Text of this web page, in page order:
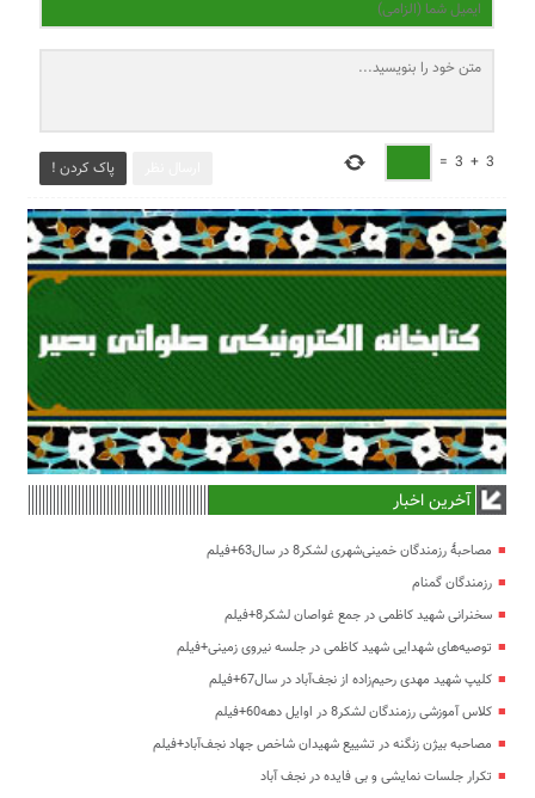
پاک کردن ! 3
+
3
=
آخرین اخبار
مصاحبۀ رزمندگان خمینی‌شهری لشکر8 در سال63+فیلم
رزمندگان گمنام
سخنرانی شهید کاظمی در جمع غواصان لشکر8+فیلم
توصیه‌های شهدایی شهید کاظمی در جلسه نیروی زمینی+فیلم
کلیپ شهید مهدی رحیم‌زاده از نجف‌آباد در سال67+فیلم
کلاس آموزشی رزمندگان لشکر8 در اوایل دهه60+فیلم
مصاحبه بیژن زنگنه در تشییع شهیدان شاخص جهاد نجف‌آباد+فیلم
تکرار جلسات نمایشی و بی فایده در نجف آباد